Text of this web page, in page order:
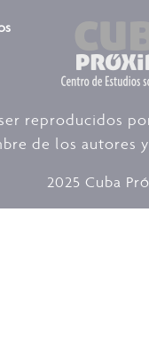
reproducidos
de los autores
2025 Cuba